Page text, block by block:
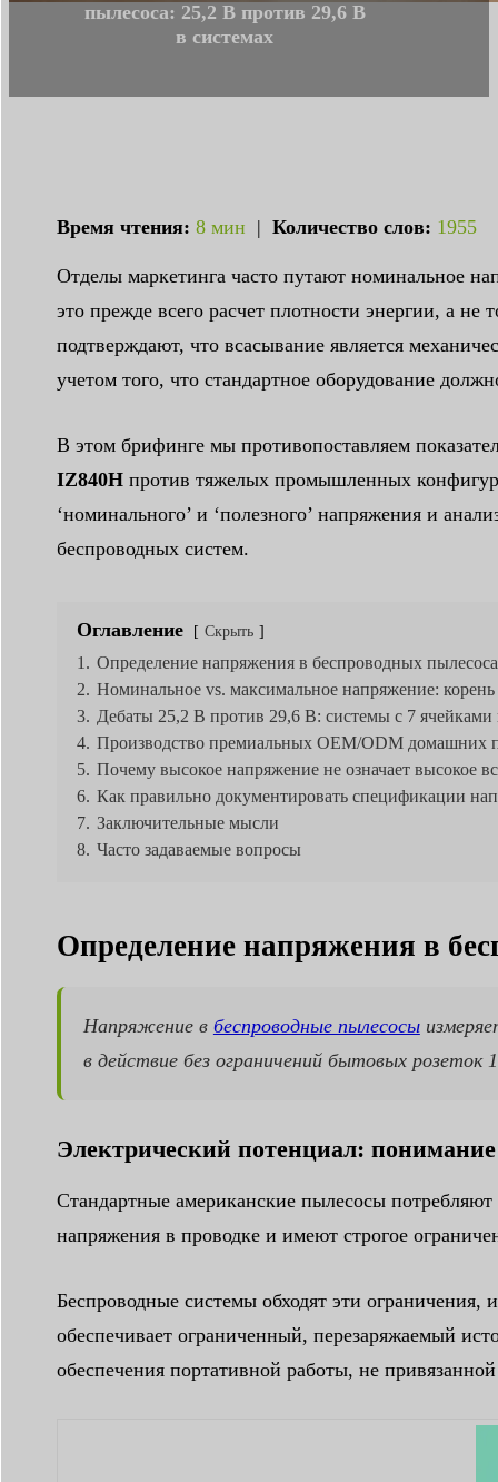
пылесоса: 25,2 В против 29,6 В
в системах
Время чтения: 8 мин | Количество слов: 1955
Отделы маркетинга часто путают номинальное
это прежде всего расчет плотности энергии, а
подтверждают, что всасывание является
учетом того, что стандартное оборудование
В этом брифинге мы противопоставляем
IZ840Hпротив тяжелых промышленных
‘номинального’ и ‘полезного’ напряжения и
беспроводных систем.
Оглавление Скрыть
1. Определение напряжения в беспроводных
2. Номинальное vs. максимальное напряжение:
3. Дебаты 25,2 В против 29,6 В: системы с 7 ячейками
4. Производство премиальных OEM/ODM домашних
5. Почему высокое напряжение не означает высокое
6. Как правильно документировать спецификации
7. Заключительные мысли
8. Часто задаваемые вопросы
Определение напряжения в
Напряжение в беспроводные пылесосы
в действие без ограничений бытовых розеток
Электрический потенциал:
Стандартные американские пылесосы
напряжения в проводке и имеют строгое
Беспроводные системы обходят эти
обеспечивает ограниченный, перезаряжаемый
обеспечения портативной работы, не